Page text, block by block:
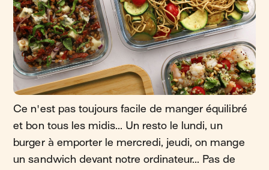
Ce n'est pas toujours facile de manger équilibré
et bon tous les midis... Un resto le lundi, un
burger à emporter le mercredi, jeudi, on mange
un sandwich devant notre ordinateur... Pas de